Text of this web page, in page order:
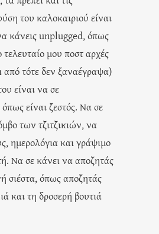
του καλοκαιριού είναι
κάνεις unplugged, όπως
τελευταίο μου ποστ αρχές
από τότε δεν ξαναέγραψα)
είναι να σε
είναι ζεστός. Να σε
των τζιτζικιών, να
ημερολόγια και γράψιμο
Να σε κάνει να αποζητάς
σιέστα, όπως αποζητάς
και τη δροσερή βουτιά